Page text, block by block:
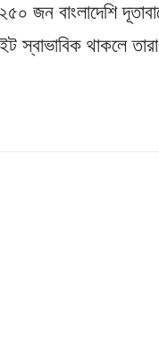
জন বাংলাদেশি
স্বাভাবিক থাকলে